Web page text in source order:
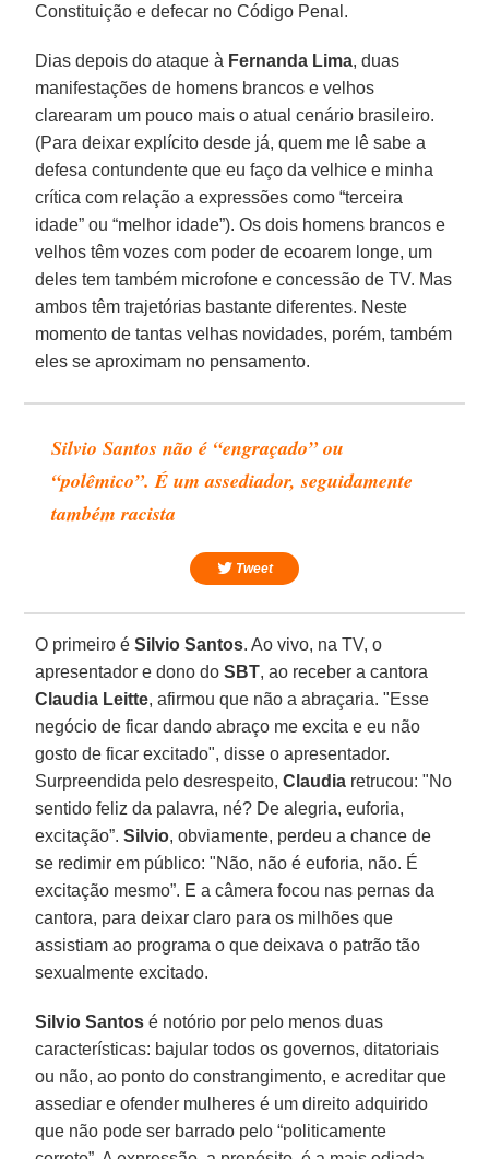
Constituição e defecar no Código Penal.
Dias depois do ataque à Fernanda Lima, duas
manifestações de homens brancos e velhos
clarearam um pouco mais o atual cenário brasileiro.
(Para deixar explícito desde já, quem me lê sabe a
defesa contundente que eu faço da velhice e minha
crítica com relação a expressões como “terceira
idade” ou “melhor idade”). Os dois homens brancos e
velhos têm vozes com poder de ecoarem longe, um
deles tem também microfone e concessão de TV. Mas
ambos têm trajetórias bastante diferentes. Neste
momento de tantas velhas novidades, porém, também
eles se aproximam no pensamento.
Silvio Santos não é “engraçado” ou
“polêmico”. É um assediador, seguidamente
também racista
Tweet
O primeiro éSilvio Santos. Ao vivo, na TV, o
apresentador e dono doSBT, ao receber a cantora
Claudia Leitte, afirmou que não a abraçaria. "Esse
negócio de ficar dando abraço me excita e eu não
gosto de ficar excitado", disse o apresentador.
Surpreendida pelo desrespeito,Claudia retrucou: "No
sentido feliz da palavra, né? De alegria, euforia,
excitação”.Silvio, obviamente, perdeu a chance de
se redimir em público: "Não, não é euforia, não. É
excitação mesmo”. E a câmera focou nas pernas da
cantora, para deixar claro para os milhões que
assistiam ao programa o que deixava o patrão tão
sexualmente excitado.
Silvio Santos é notório por pelo menos duas
características: bajular todos os governos, ditatoriais
ou não, ao ponto do constrangimento, e acreditar que
assediar e ofender mulheres é um direito adquirido
que não pode ser barrado pelo “politicamente